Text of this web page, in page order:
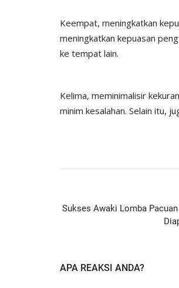
Keempat, meningkatkan
meningkatkan kepuasan
ke tempat lain.
Kelima, meminimalisir
minim kesalahan. Selain itu,
Sukses Awaki Lomba
APA REAKSI ANDA?